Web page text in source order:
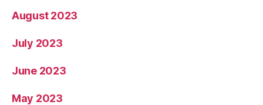
August 2023
July 2023
June 2023
May 2023